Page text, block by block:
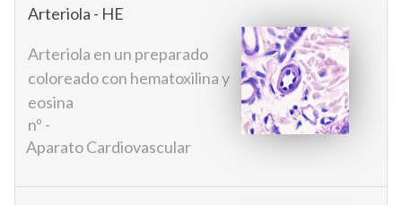
Arteriola - HE
Arteriola en un preparado
coloreado con hematoxilina y
eosina
nº -
Aparato Cardiovascular